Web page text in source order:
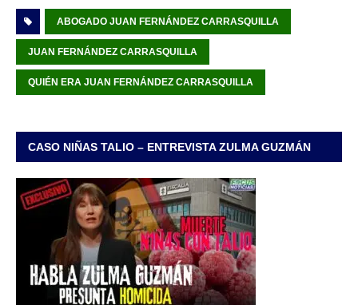
ABOGADO JUAN FERNÁNDEZ CARRASQUILLA
JUAN FERNÁNDEZ CARRASQUILLA
QUIÉN ERA JUAN FERNÁNDEZ CARRASQUILLA
CASO NIÑAS TALIO – ENTREVISTA ZULMA GUZMÁN